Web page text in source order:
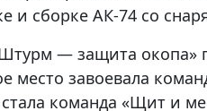
и сборке АК-74 со
— защита окопа»
место завоевала
команда «Щит и